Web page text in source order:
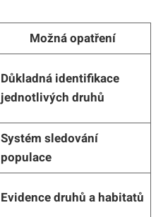
Možná opatření
Důkladná identifikace
jednotlivých druhů
Systém sledování
populace
Evidence druhů a habitatů